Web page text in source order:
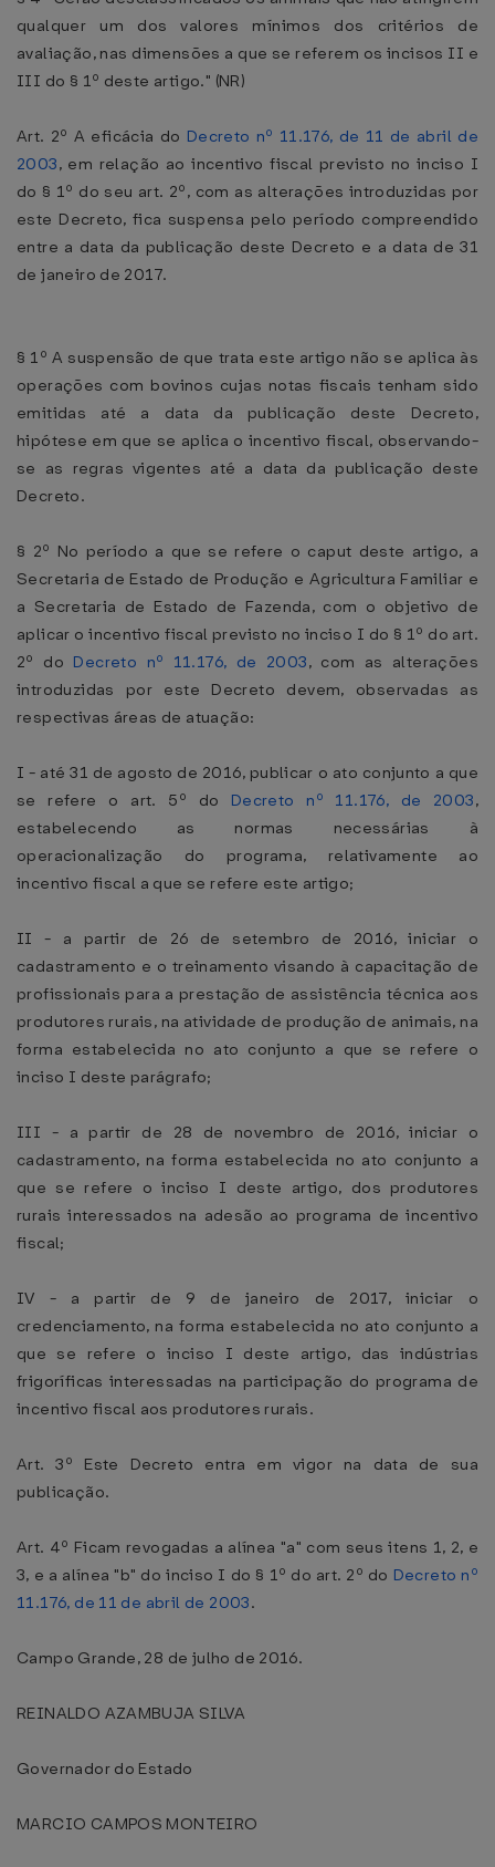
qualquer um dos valores mínimos dos critérios de
avaliação, nas dimensões a que se referem os incisos II e
III do § 1º deste artigo." (NR)
Art. 2º A eficácia do Decreto nº 11.176, de 11 de abril de
2003, em relação ao incentivo fiscal previsto no inciso I
do § 1º do seu art. 2º, com as alterações introduzidas por
este Decreto, fica suspensa pelo período compreendido
entre a data da publicação deste Decreto e a data de 31
de janeiro de 2017.
§ 1º A suspensão de que trata este artigo não se aplica às
operações com bovinos cujas notas fiscais tenham sido
emitidas até a data da publicação deste Decreto,
hipótese em que se aplica o incentivo fiscal, observando-
se as regras vigentes até a data da publicação deste
Decreto.
§ 2º No período a que se refere o caput deste artigo, a
Secretaria de Estado de Produção e Agricultura Familiar e
a Secretaria de Estado de Fazenda, com o objetivo de
aplicar o incentivo fiscal previsto no inciso I do § 1º do art.
2º do Decreto nº 11.176, de 2003, com as alterações
introduzidas por este Decreto devem, observadas as
respectivas áreas de atuação:
I - até 31 de agosto de 2016, publicar o ato conjunto a que
se refere o art. 5º do Decreto nº 11.176, de 2003,
estabelecendo as normas necessárias à
operacionalização do programa, relativamente ao
incentivo fiscal a que se refere este artigo;
II - a partir de 26 de setembro de 2016, iniciar o
cadastramento e o treinamento visando à capacitação de
profissionais para a prestação de assistência técnica aos
produtores rurais, na atividade de produção de animais, na
forma estabelecida no ato conjunto a que se refere o
inciso I deste parágrafo;
III - a partir de 28 de novembro de 2016, iniciar o
cadastramento, na forma estabelecida no ato conjunto a
que se refere o inciso I deste artigo, dos produtores
rurais interessados na adesão ao programa de incentivo
fiscal;
IV - a partir de 9 de janeiro de 2017, iniciar o
credenciamento, na forma estabelecida no ato conjunto a
que se refere o inciso I deste artigo, das indústrias
frigoríficas interessadas na participação do programa de
incentivo fiscal aos produtores rurais.
Art. 3º Este Decreto entra em vigor na data de sua
publicação.
Art. 4º Ficam revogadas a alínea "a" com seus itens 1, 2, e
3, e a alínea "b" do inciso I do § 1º do art. 2º do Decreto nº
11.176, de 11 de abril de 2003.
Campo Grande, 28 de julho de 2016.
REINALDO AZAMBUJA SILVA
Governador do Estado
MARCIO CAMPOS MONTEIRO